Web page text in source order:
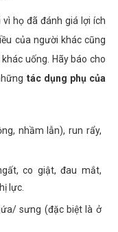
họ đã đánh giá lợi ích
của người khác cũng
uống.
Hãy báo cho
tác dụng phụ của
nhầm lẫn), run rẩy,
co giật, đau mắt,
lực.
sưng (đặc biệt là ở